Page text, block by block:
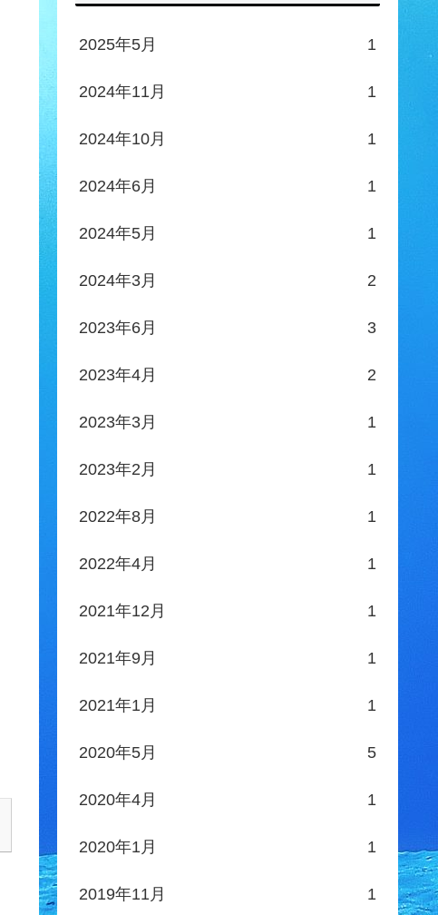
2025年5月 1
2024年11月 1
2024年10月 1
2024年6月 1
2024年5月 1
2024年3月 2
2023年6月 3
2023年4月 2
2023年3月 1
2023年2月 1
2022年8月 1
2022年4月 1
2021年12月 1
2021年9月 1
2021年1月 1
2020年5月 5
2020年4月 1
2020年1月 1
2019年11月 1